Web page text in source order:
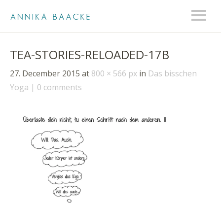
TEA-STORIES-RELOADED-17B
27. December 2015 at 800 × 566 px in Das bisschen
Yoga
0 comments